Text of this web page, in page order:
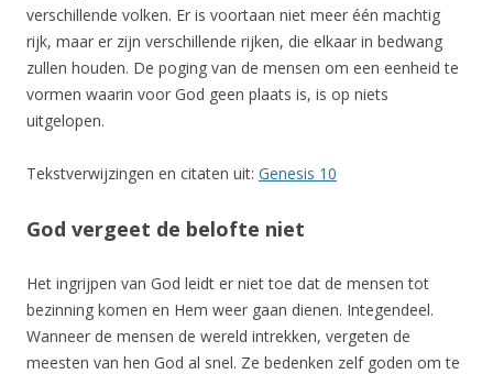
verschillende volken. Er is voortaan niet meer één machtig
rijk, maar er zijn verschillende rijken, die elkaar in bedwang
zullen houden. De poging van de mensen om een eenheid te
vormen waarin voor God geen plaats is, is op niets
uitgelopen.
Tekstverwijzingen en citaten uit: Genesis 10
God vergeet de belofte niet
Het ingrijpen van God leidt er niet toe dat de mensen tot
bezinning komen en Hem weer gaan dienen. Integendeel.
Wanneer de mensen de wereld intrekken, vergeten de
meesten van hen God al snel. Ze bedenken zelf goden om te